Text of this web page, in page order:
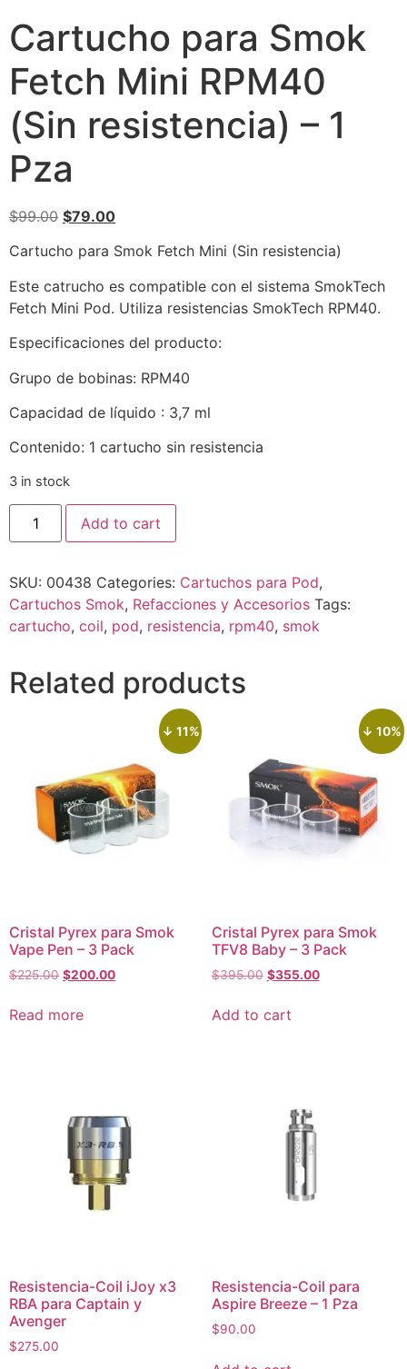
Cartucho para Smok
Fetch Mini RPM40
(Sin resistencia) – 1
Pza
$99.00 $79.00
Cartucho para Smok Fetch Mini (Sin resistencia)
Este catrucho es compatible con el sistema SmokTech
Fetch Mini Pod. Utiliza resistencias SmokTech RPM40.
Especificaciones del producto:
Grupo de bobinas: RPM40
Capacidad de líquido : 3,7 ml
Contenido: 1 cartucho sin resistencia
3 in stock
Add to cart
SKU: 00438 Categories: Cartuchos para Pod,
Cartuchos Smok, Refacciones y Accesorios Tags:
cartucho, coil, pod, resistencia, rpm40, smok
Related products
↓ 11%
Cristal Pyrex para Smok
Vape Pen – 3 Pack
$225.00 $200.00
Read more
↓ 10%
Cristal Pyrex para Smok
TFV8 Baby – 3 Pack
$395.00 $355.00
Add to cart
Resistencia-Coil iJoy x3
RBA para Captain y
Avenger
$275.00
Resistencia-Coil para
Aspire Breeze – 1 Pza
$90.00